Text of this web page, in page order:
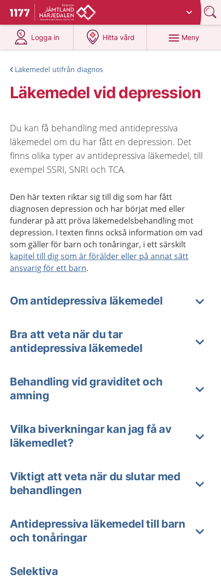
Till startsidan för 1177
Du har valt region
Logga in
på 1177.se
Hitta vård
på 1177.se
Meny
Läkemedel utifrån diagnos
Läkemedel vid depression
Du kan få behandling med antidepressiva
läkemedel om du har fått en depression. Det
finns olika typer av antidepressiva läkemedel, till
exempel SSRI, SNRI och TCA.
Den här texten riktar sig till dig som har fått
diagnosen depression och har börjat med eller
funderar på att pröva läkemedelsbehandling mot
depression. I texten finns också information om vad
som gäller för barn och tonåringar, i ett särskilt
kapitel till dig som är förälder eller på annat sätt
ansvarig för ett barn.
Om antidepressiva läkemedel
Bra att veta när du tar
antidepressiva läkemedel
Behandling vid graviditet och
amning
Vilka biverkningar kan jag få av
läkemedlet?
Viktigt att veta när du slutar med
behandlingen
Antidepressiva läkemedel till barn
och tonåringar
Selektiva